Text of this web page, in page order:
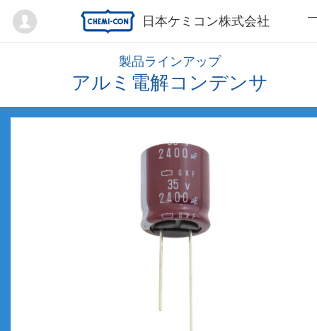
日本ケミコン株式会社
Mypage
製品ラインアップ
アルミ電解コンデンサ